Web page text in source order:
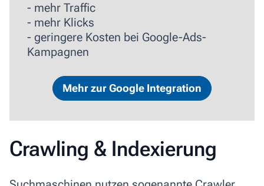
- mehr Traffic
- mehr Klicks
- geringere Kosten bei Google-Ads-
Kampagnen
Mehr zur Google Integration
Crawling & Indexierung